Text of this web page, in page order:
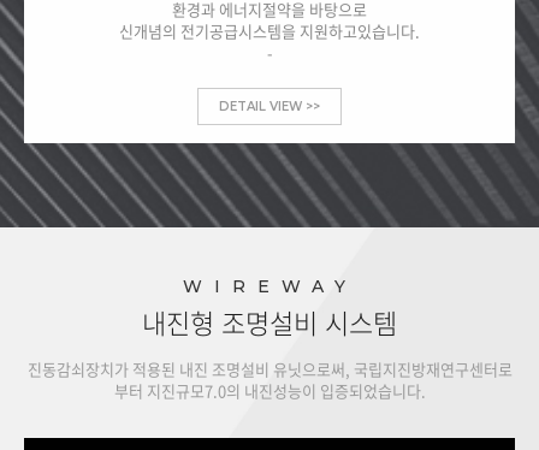
환경과 에너지절약을 바탕으로
신개념의 전기공급시스템을 지원하고있습니다.
-
DETAIL VIEW >>
WIREWAY
내진형 조명설비 시스템
진동감쇠장치가 적용된 내진 조명설비 유닛으로써, 국립지진방재연구센터로
부터 지진규모7.0의 내진성능이 입증되었습니다.